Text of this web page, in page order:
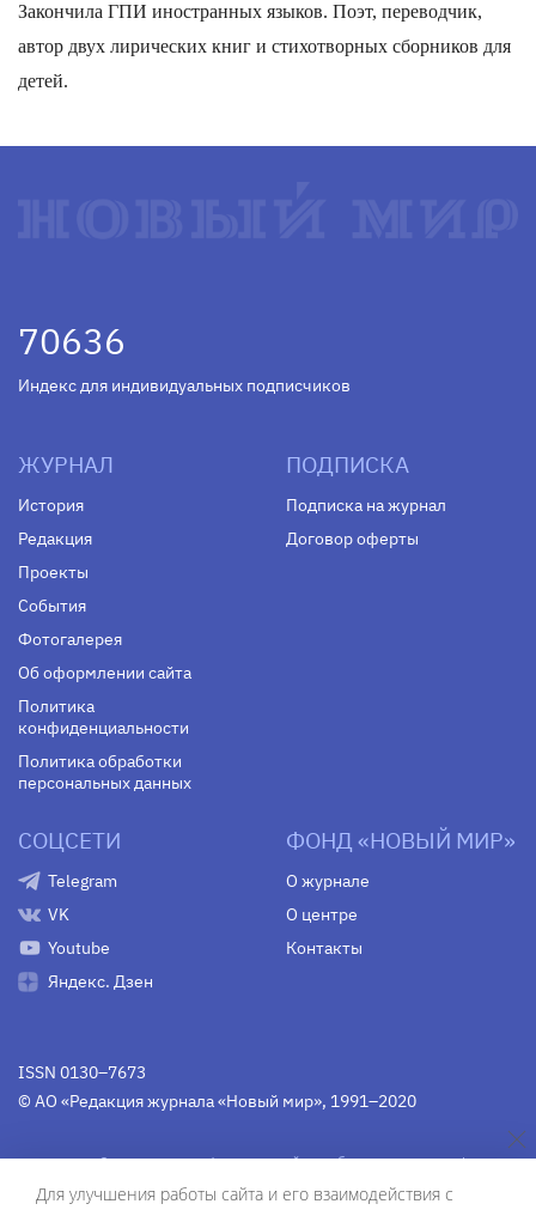
Закончила ГПИ иностранных языков. Поэт, переводчик,
автор двух лирических книг и стихотворных сборников для
детей.
70636
Индекс для индивидуальных подписчиков
ЖУРНАЛ
История
Редакция
Проекты
События
Фотогалерея
Об оформлении сайта
Политика
конфиденциальности
Политика обработки
персональных данных
ПОДПИСКА
Подписка на журнал
Договор оферты
СОЦСЕТИ
Telegram
VK
Youtube
Яндекс. Дзен
ФОНД «НОВЫЙ МИР»
О журнале
О центре
Контакты
ISSN 0130–7673
© АО «Редакция журнала «Новый мир», 1991–2020
Свидетельство Федеральной службы по надзору в сфере
связи, информационных технологий и массовых
коммуникаций средства массовой информации
Для улучшения работы сайта и его взаимодействия с